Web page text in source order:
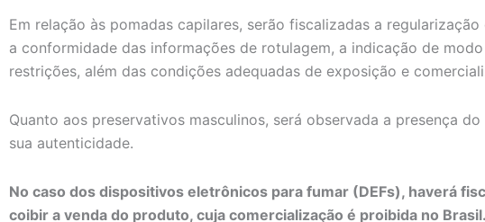
Em relação às pomadas capilares, serão fiscalizadas a
a conformidade das informações de rotulagem, a indicação de
restrições, além das condições adequadas de exposição e
Quanto aos preservativos masculinos, será observada a presença
sua autenticidade.
No caso dos dispositivos eletrônicos para fumar (DEFs), haverá
coibir a venda do produto, cuja comercialização é proibida no Brasil.